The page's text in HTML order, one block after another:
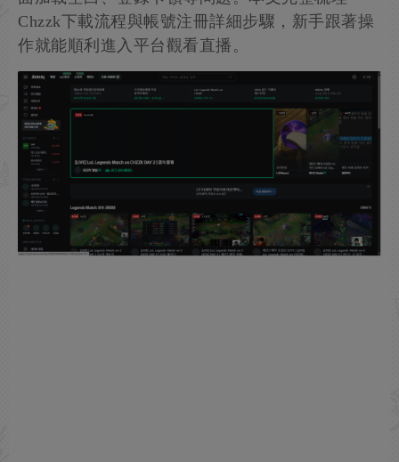
Chzzk下載流程與帳號注冊詳細步驟，新手跟著操
作就能順利進入平台觀看直播。